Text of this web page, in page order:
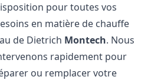
pour toutes vos
en matière de chauffe
de Dietrich Montech. Nous
rapidement pour
ou remplacer votre